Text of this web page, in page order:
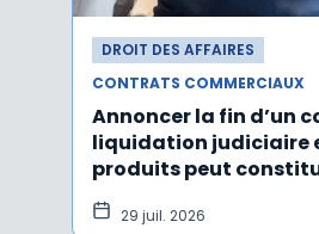
DROIT DES AFFAIRES
CONTRATS COMMERCIAUX
Annoncer la fin d’un
liquidation judiciaire
produits peut
29 juil. 2026